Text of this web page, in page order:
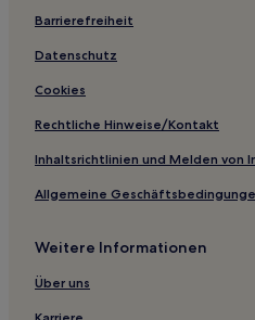
Barrierefreiheit
Datenschutz
Cookies
Rechtliche Hinweise/Kontakt
Inhaltsrichtlinien und Melden von
Allgemeine
Weitere Informationen
Über uns